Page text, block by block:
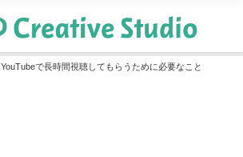
YouTubeで長時間視聴してもらうために必要なこと